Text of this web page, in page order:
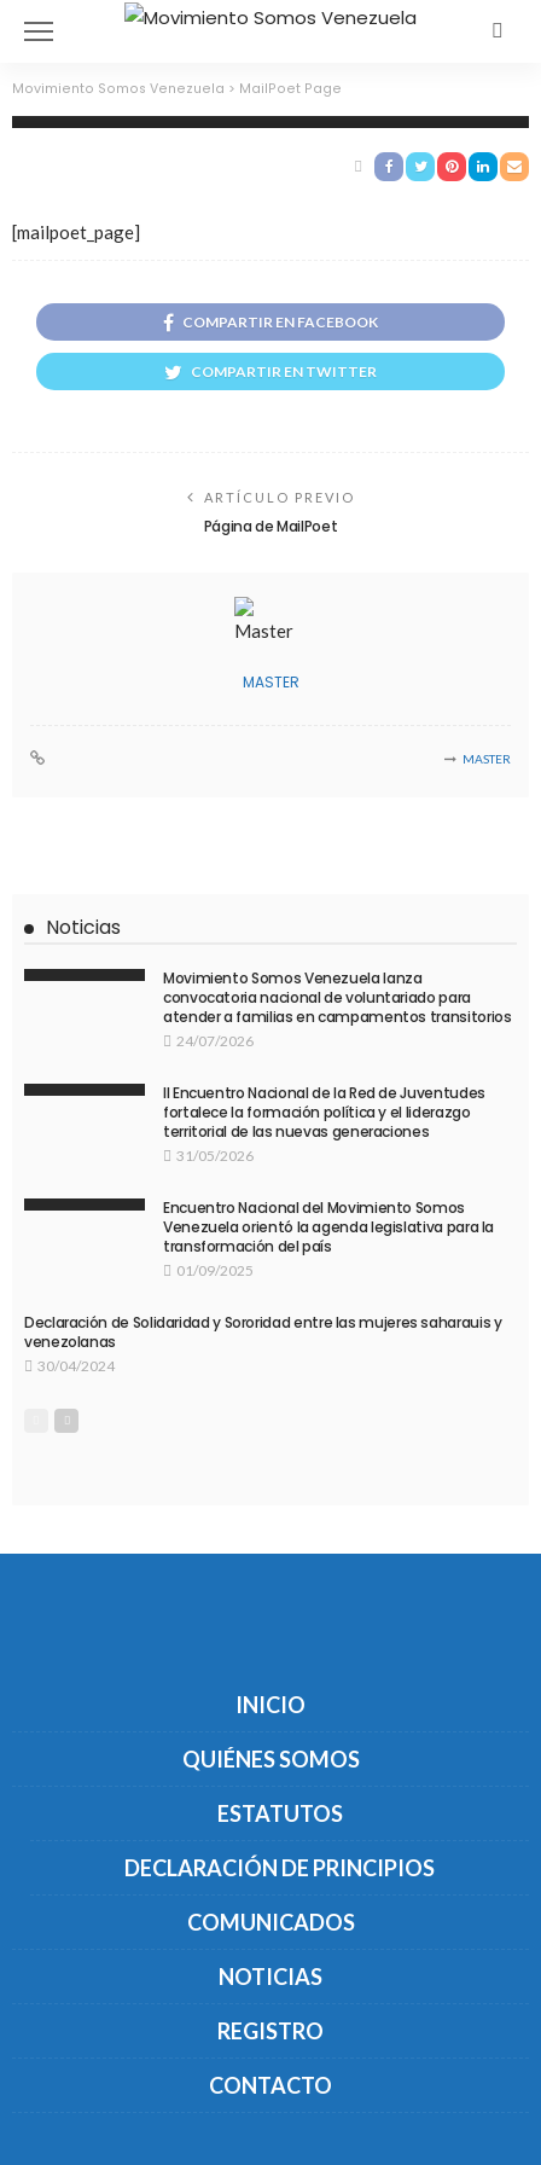
Movimiento Somos Venezuela > MailPoet Page
[mailpoet_page]
COMPARTIR EN FACEBOOK
COMPARTIR EN TWITTER
ARTÍCULO PREVIO
Página de MailPoet
MASTER
MASTER
Noticias
Movimiento Somos Venezuela lanza
convocatoria nacional de voluntariado para
atender a familias en campamentos transitorios
24/07/2026
II Encuentro Nacional de la Red de Juventudes
fortalece la formación política y el liderazgo
territorial de las nuevas generaciones
31/05/2026
Encuentro Nacional del Movimiento Somos
Venezuela orientó la agenda legislativa para la
transformación del país
01/09/2025
Declaración de Solidaridad y Sororidad entre las mujeres saharauis y
venezolanas
30/04/2024
INICIO
QUIÉNES SOMOS
ESTATUTOS
DECLARACIÓN DE PRINCIPIOS
COMUNICADOS
NOTICIAS
REGISTRO
CONTACTO